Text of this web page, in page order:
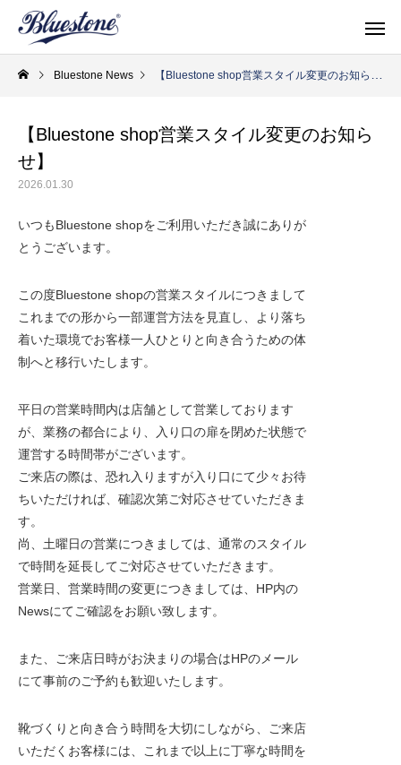
Men's Shoes
2020.12.04
Wallet
2020.10.05
大丸東京店 Bluestone×KEYCO pop up
store開催
Bluestone 2020年
Bluestone News 【Bluestone shop営業スタイル変更のお知らせ】
【Bluestone shop営業スタイル変更のお知ら
せ】
2026.01.30
いつもBluestone shopをご利用いただき誠にありが
とうございます。
この度Bluestone shopの営業スタイルにつきまして
これまでの形から一部運営方法を見直し、より落ち
着いた環境でお客様一人ひとりと向き合うための体
制へと移行いたします。
平日の営業時間内は店舗として営業しております
が、 業務の都合により、入り口の扉を閉めた状態で
運営する時間帯がございます。
ご来店の際は、恐れ入りますが入り口にて少々お待
ちいただければ、確認次第ご対応させていただきま
す。
尚、土曜日の営業につきましては、通常のスタイル
で時間を延長してご対応させていただきます。
営業日、営業時間の変更につきましては、HP内の
Newsにてご確認をお願い致します。
また、ご来店日時がお決まりの場合はHPのメール
にて事前のご予約も歓迎いたします。
靴づくりと向き合う時間を大切にしながら、ご来店
いただくお客様には、これまで以上に丁寧な時間を